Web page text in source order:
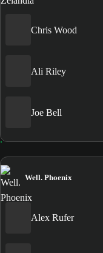
Chris Wood
Ali Riley
Joe Bell
Well. Phoenix
Alex Rufer